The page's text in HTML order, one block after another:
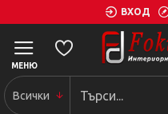
ВХОД
Всички